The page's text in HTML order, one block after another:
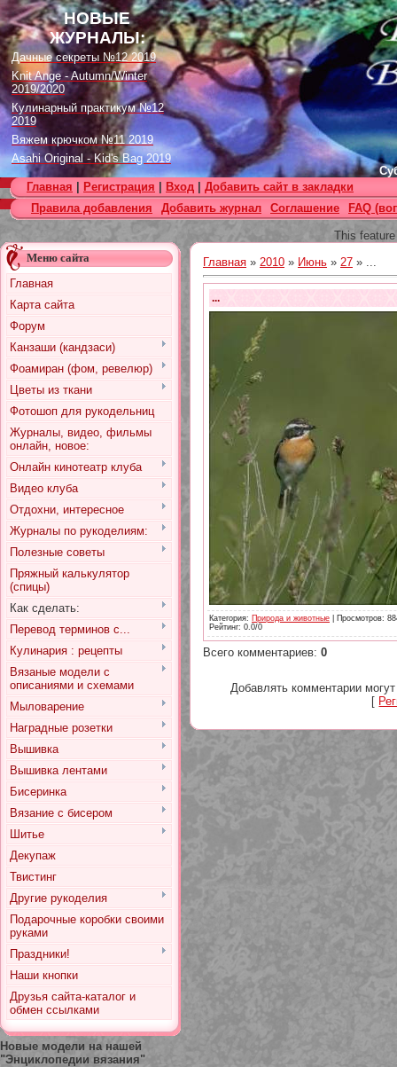
НОВЫЕ
ЖУРНАЛЫ:
Дачные секреты №12 2019
Knit Ange - Autumn/Winter
2019/2020
Кулинарный практикум №12
2019
Вяжем крючком №11 2019
Asahi Original - Kid's Bag 2019
Цветок. Спецвыпуск №4 2019
Designs in Machine Embroidery
№116 2019
Burda Örgü dergisi №2 2019
Loopy Mango Knitting: 34
Fashionable Pieces You Can
Make in a Day
Craft Stamper - January 2020
Главная
Регистрация Вход
Добавить сайт в закладки
Правила добавления
Добавить журнал Соглашение FAQ
This
Меню сайта
Главная
Карта сайта
Форум
Канзаши (кандзаси)
Фоамиран (фом, ревелюр)
Цветы из ткани
Фотошоп для рукодельниц
Журналы, видео, фильмы
онлайн, новое:
Онлайн кинотеатр клуба
Видео клуба
Отдохни, интересное
Журналы по рукоделиям:
Полезные советы
Пряжный калькулятор
(спицы)
Как сделать:
Перевод терминов с...
Кулинария : рецепты
Вязаные модели с
описаниями и схемами
Мыловарение
Наградные розетки
Вышивка
Вышивка лентами
Бисеринка
Вязание с бисером
Шитье
Декупаж
Твистинг
Другие рукоделия
Подарочные коробки своими
руками
Праздники!
Наши кнопки
Друзья сайта-каталог и
обмен ссылками
Новые модели на нашей
"Энциклопедии вязания"
Главная » 2010 » Июнь » 27 » ...
...
Категория: Природа и животные Просмотров:
Рейтинг: 0.0/0
Всего комментариев: 0
Добавлять комментарии
[